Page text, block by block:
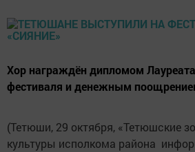
Хор награждён дипломом
фестиваля и денежным
(Тетюши, 29 октября, «Тетюшские
культуры исполкома района